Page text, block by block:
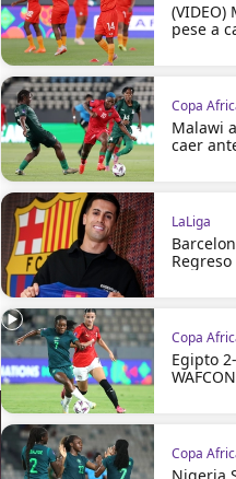
(VIDEO)
pese a
Malawi
caer
LaLiga
Egipto